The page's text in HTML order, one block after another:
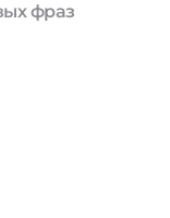
фраз